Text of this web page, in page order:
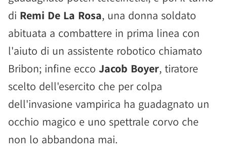
di Remi De La Rosa, una donna soldato
abituata a combattere in prima linea con
l'aiuto di un assistente robotico chiamato
Bribon; infine ecco Jacob Boyer, tiratore
scelto dell'esercito che per colpa
dell'invasione vampirica ha guadagnato un
occhio magico e uno spettrale corvo che
non lo abbandona mai.